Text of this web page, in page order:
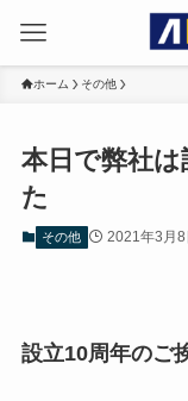
ホーム その他
本日で弊社
た
その他 2021年3月8
設立10周年のご